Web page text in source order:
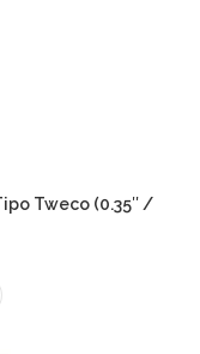
Tweco (0.35″ /